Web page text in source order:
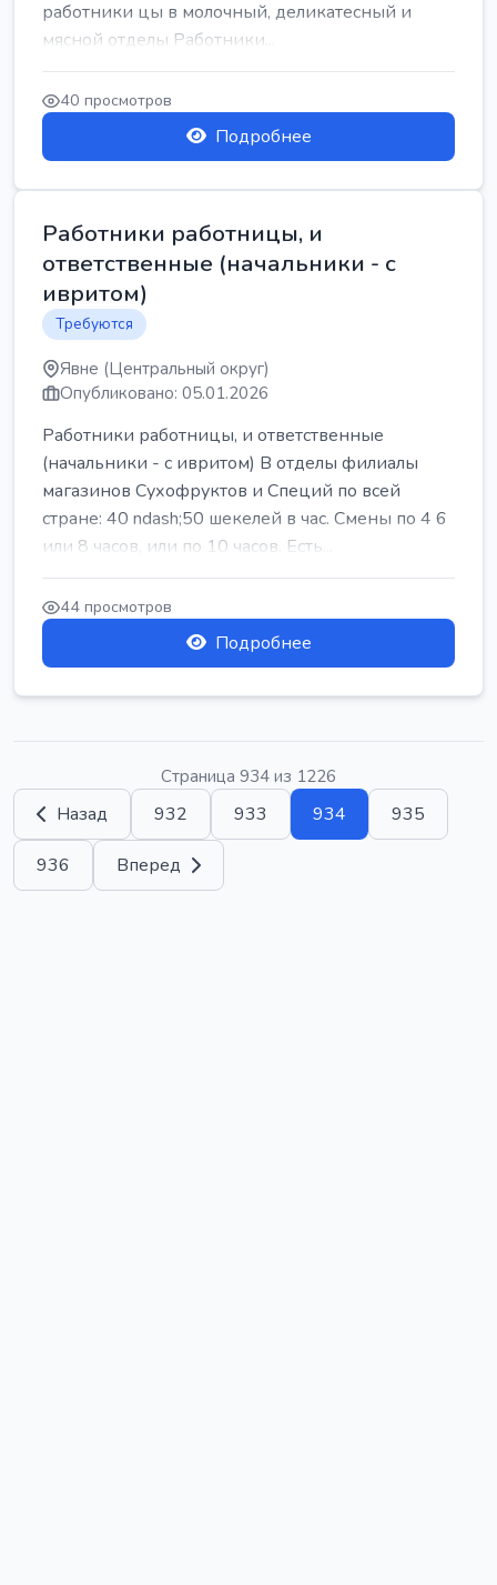
работники цы в молочный, деликатесный и
мясной отделы Работники...
40 просмотров
Подробнее
Работники работницы, и
ответственные (начальники - с
ивритом)
Требуются
Явне (Центральный округ)
Опубликовано: 05.01.2026
Работники работницы, и ответственные
(начальники - с ивритом) В отделы филиалы
магазинов Сухофруктов и Специй по всей
стране: 40 ndash;50 шекелей в час. Смены по 4 6
или 8 часов, или по 10 часов. Есть...
44 просмотров
Подробнее
Страница 934 из 1226
Назад 932 933 934 935
936 Вперед